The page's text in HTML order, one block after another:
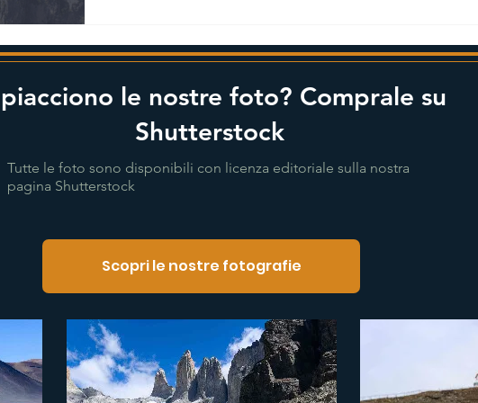
le nostre foto? Comprale su
Shutterstock
Tutte le foto sono disponibili con licenza editoriale sulla nostra
pagina Shutterstock
Scopri le nostre fotografie